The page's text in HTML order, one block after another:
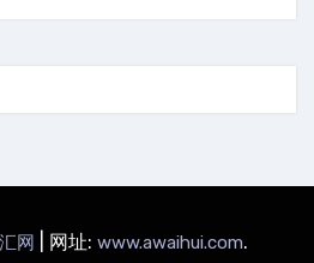
网 网址: www.awaihui.com.